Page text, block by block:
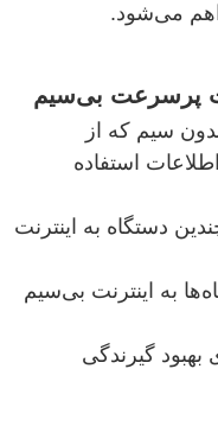
می‌شود.
پرسرعت بی‌سیم
سیم که از
استفاده
دستگاه به اینترنت
به اینترنت بی‌سیم
بهبود گیرندگی